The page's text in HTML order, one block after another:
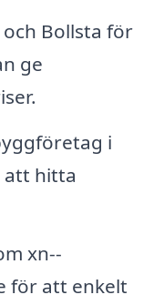
och Bollsta för
ge
i
att hitta
xn--
för att enkelt